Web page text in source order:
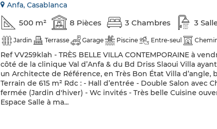
Anfa, Casablanca
500 m² 8 Pièces 3 Chambres 3
Jardin Terrasse Garage Piscine Entre-seul
Ref VV259klah - TRÈS BELLE VILLA CONTEMPORAINE à
côté de la clinique Val d’Anfa & du Bd Driss Slaoui Villa
un Architecte de Référence, en Très Bon État Villa d’angle,
Terrain de 615 m² Rdc : - Hall d’entrée - Double Salon avec
fermée (Jardin d'hiver) - Wc invités - Très belle Cuisine
Espace Salle à ma...